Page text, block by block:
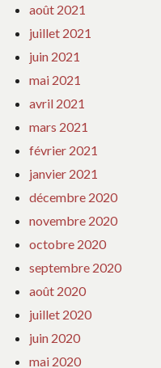
août 2021
juillet 2021
juin 2021
mai 2021
avril 2021
mars 2021
février 2021
janvier 2021
décembre 2020
novembre 2020
octobre 2020
septembre 2020
août 2020
juillet 2020
juin 2020
mai 2020